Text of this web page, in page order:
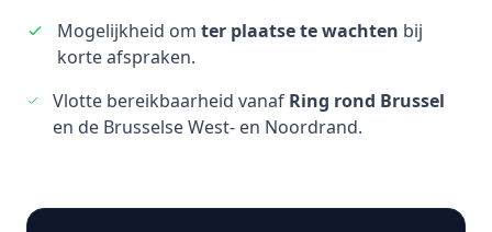
Mogelijkheid omter plaatse te wachten bij
korte afspraken.
Vlotte bereikbaarheid vanaf Ring rond Brussel
en de Brusselse West- en Noordrand.